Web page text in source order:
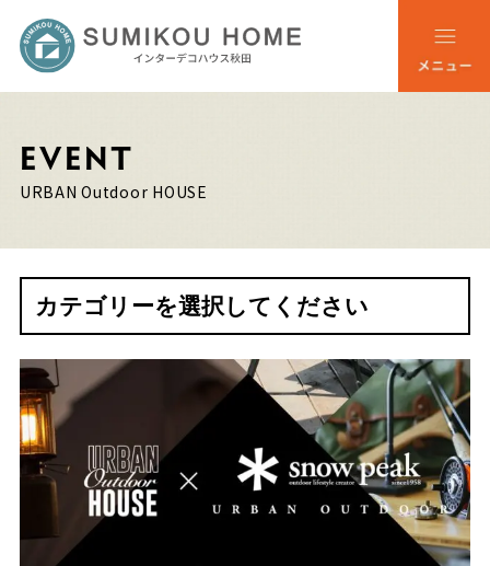
EVENT
URBAN Outdoor HOUSE